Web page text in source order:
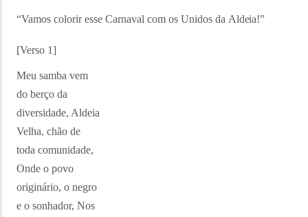
“Vamos colorir esse Carnaval com os Unidos da Aldeia!”
[Verso 1]
Meu samba vem
do berço da
diversidade, Aldeia
Velha, chão de
toda comunidade,
Onde o povo
originário, o negro
e o sonhador, Nos